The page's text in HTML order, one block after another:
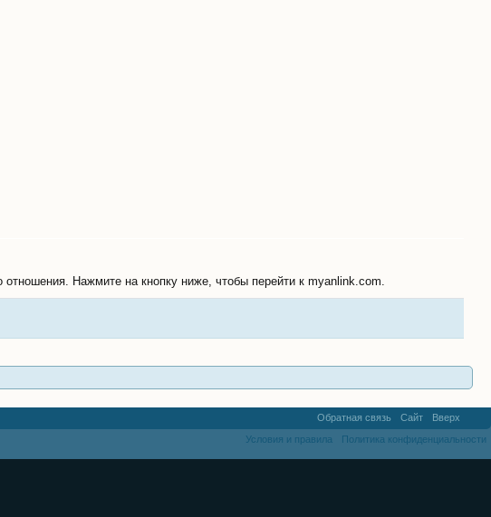
Нажмите на кнопку ниже, чтобы перейти к myanlink.com.
Обратная связь Сайт
Вверх
Условия и правила Политика конфиденциальности